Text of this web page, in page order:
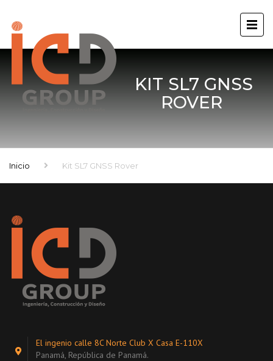
KIT SL7 GNSS
ROVER
Inicio Kit SL7 GNSS Rover
El ingenio calle 8C Norte Club X Casa E-110X
Panamá, República de Panamá.